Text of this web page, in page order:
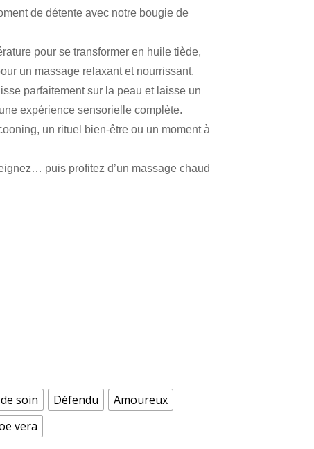
de détente avec notre bougie de
pour se transformer en huile tiède,
un massage relaxant et nourrissant.
parfaitement sur la peau et laisse un
expérience sensorielle complète.
un rituel bien-être ou un moment à
puis profitez d’un massage chaud
soin Défendu
Amoureux
vera